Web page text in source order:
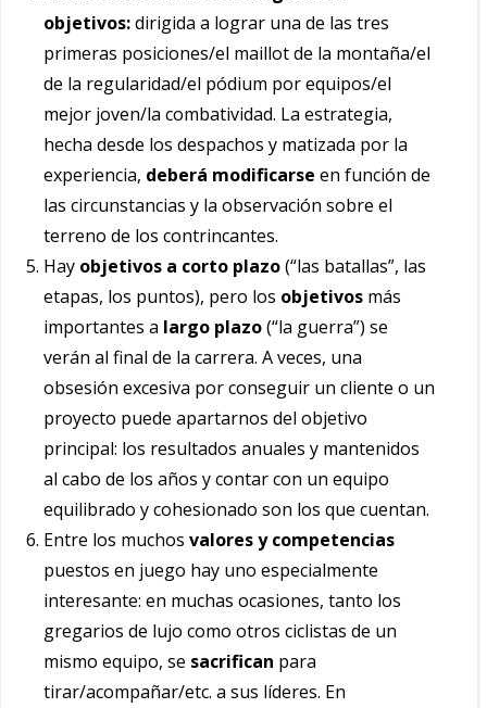
objetivos:dirigida a lograr una de las tres
primeras posiciones/el maillot de la montaña/el
de la regularidad/el pódium por equipos/el
mejor joven/la combatividad. La estrategia,
hecha desde los despachos y matizada por la
experiencia, deberá modificarse en función de
las circunstancias y la observación sobre el
terreno de los contrincantes.
Hay objetivos a corto plazo(“las batallas”, las
etapas, los puntos), pero los objetivos más
importantes a largo plazo(“la guerra”) se
verán al final de la carrera. A veces, una
obsesión excesiva por conseguir un cliente o un
proyecto puede apartarnos del objetivo
principal: los resultados anuales y mantenidos
al cabo de los años y contar con un equipo
equilibrado y cohesionado son los que cuentan.
Entre los muchos valores y competencias
puestos en juego hay uno especialmente
interesante: en muchas ocasiones, tanto los
gregarios de lujo como otros ciclistas de un
mismo equipo, se sacrifican para
tirar/acompañar/etc. a sus líderes. En